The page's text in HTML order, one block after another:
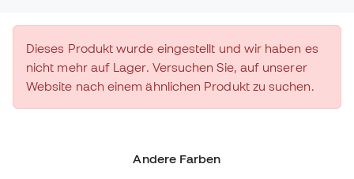
Dieses Produkt wurde eingestellt und wir haben es
nicht mehr auf Lager. Versuchen Sie, auf unserer
Website nach einem ähnlichen Produkt zu suchen.
Andere Farben